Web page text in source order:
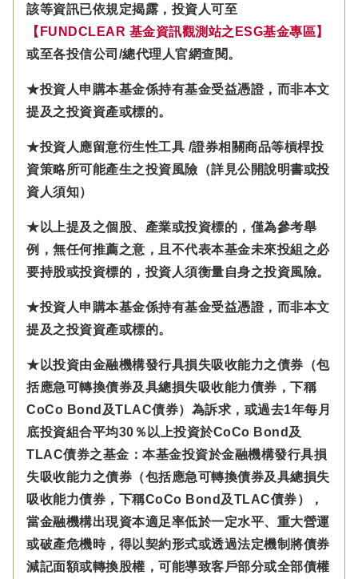
該等資訊已依規定揭露，投資人可至
【FUNDCLEAR 基金資訊觀測站之ESG基金專區】
或至各投信公司/總代理人官網查閱。
★投資人申購本基金係持有基金受益憑證，而非本文
提及之投資資產或標的。
★投資人應留意衍生性工具 /證券相關商品等槓桿投
資策略所可能產生之投資風險（詳見公開說明書或投
資人須知）
★以上提及之個股、產業或投資標的，僅為參考舉
例，無任何推薦之意，且不代表本基金未來投組之必
要持股或投資標的，投資人須衡量自身之投資風險。
★投資人申購本基金係持有基金受益憑證，而非本文
提及之投資資產或標的。
★以投資由金融機構發行具損失吸收能力之債券（包
括應急可轉換債券及具總損失吸收能力債券，下稱
CoCo Bond及TLAC債券）為訴求，或過去1年每月
底投資組合平均30％以上投資於CoCo Bond及
TLAC債券之基金：本基金投資於金融機構發行具損
失吸收能力之債券（包括應急可轉換債券及具總損失
吸收能力債券，下稱CoCo Bond及TLAC債券），
當金融機構出現資本適足率低於一定水平、重大營運
或破產危機時，得以契約形式或透過法定機制將債券
減記面額或轉換股權，可能導致客戶部分或全部債權